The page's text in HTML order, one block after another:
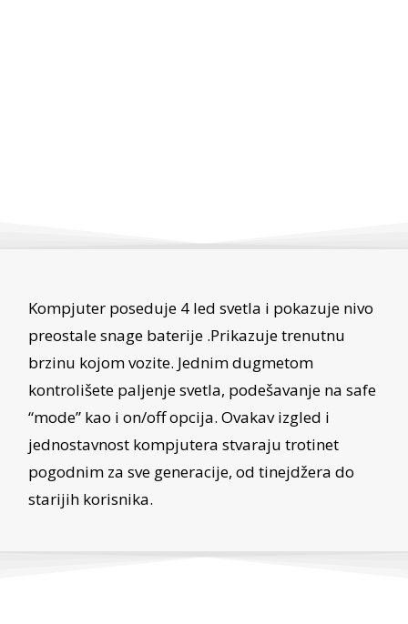
Kompjuter poseduje 4 led svetla i pokazuje nivo
preostale snage baterije .Prikazuje trenutnu
brzinu kojom vozite. Jednim dugmetom
kontrolišete paljenje svetla, podešavanje na safe
“mode” kao i on/off opcija. Ovakav izgled i
jednostavnost kompjutera stvaraju trotinet
pogodnim za sve generacije, od tinejdžera do
starijih korisnika.